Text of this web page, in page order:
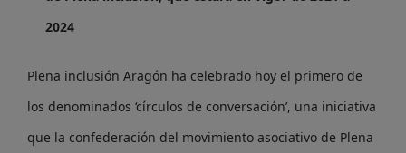
2024
Plena inclusión Aragón ha celebrado hoy el primero de
los denominados ‘círculos de conversación’, una iniciativa
que la confederación del movimiento asociativo de Plena